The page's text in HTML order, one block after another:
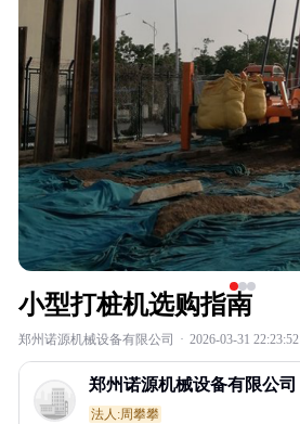
小型打桩机选购指南
郑州诺源机械设备有限公司 · 2026-03-31 22:23:52
郑州诺源机械设备有限公司
法人:周攀攀